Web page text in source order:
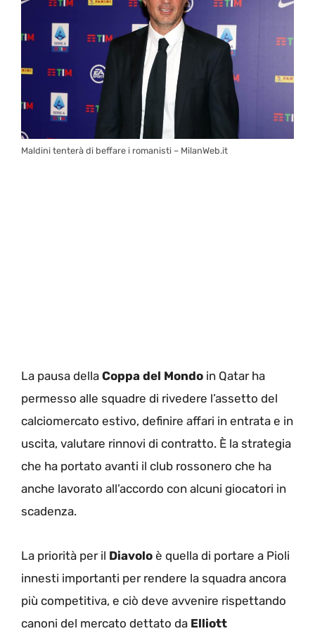
Maldini tenterà di beffare i romanisti – MilanWeb.it
La pausa della Coppa del Mondo in Qatar ha
permesso alle squadre di rivedere l’assetto del
calciomercato estivo, definire affari in entrata e in
uscita, valutare rinnovi di contratto. È la strategia
che ha portato avanti il club rossonero che ha
anche lavorato all’accordo con alcuni giocatori in
scadenza.
La priorità per il Diavolo è quella di portare a Pioli
innesti importanti per rendere la squadra ancora
più competitiva, e ciò deve avvenire rispettando
canoni del mercato dettato da Elliott